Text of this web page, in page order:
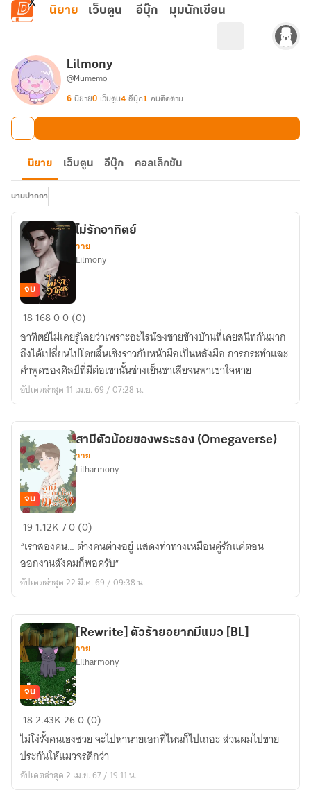
ข้ามไปยังเนื้อหาหลัก
นิยาย เว็บตูน อีบุ๊ก มุมนักเขียน
Lilmony
@Mumemo
6 นิยาย0 เว็บตูน4 อีบุ๊ก1 คนติดตาม
นิยาย เว็บตูน อีบุ๊ก คอลเล็กชัน
นามปากกา
ไม่
รัก
อาทิตย์
จบ
ไม่รักอาทิตย์
วาย
Lilmony
1816800 (0)
อาทิตย์ไม่เคยรู้เลยว่าเพราะอะไรน้องชายข้างบ้านที่เคยสนิทกันมาก
ถึงได้เปลี่ยนไปโดยสิ้นเชิงราวกับหน้ามือเป็นหลังมือ การกระทำและ
คำพูดของศิลป์ที่มีต่อเขานั้นช่างเย็นชาเสียจนพาเขาใจหาย
อัปเดตล่าสุด 11 เม.ย. 69 / 07:28 น.
สามี
น้อย
ของ
พระรอง
จบ
สามีตัวน้อยของพระรอง (Omegaverse)
วาย
Lilharmony
19 1.12K70 (0)
“เราสองคน… ต่างคนต่างอยู่ แสดงท่าทางเหมือนคู่รักแค่ตอน
ออกงานสังคมก็พอครับ”
อัปเดตล่าสุด 22 มี.ค. 69 / 09:38 น.
[Rewrite]
ตัว
ร้าย
อยาก
มี
จบ
[Rewrite] ตัวร้ายอยากมีแมว [BL]
วาย
Lilharmony
182.43K260 (0)
ไม่โง่รั้งคนเฮงซวย จะไปหานายเอกที่ไหนก็ไปเถอะ ส่วนผมไปขาย
ประกันให้แมวจรดีกว่า
อัปเดตล่าสุด 2 เม.ย. 67 / 19:11 น.